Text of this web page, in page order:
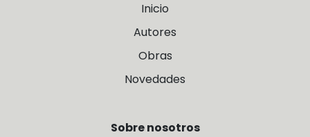
Inicio
Autores
Obras
Novedades
Sobre nosotros